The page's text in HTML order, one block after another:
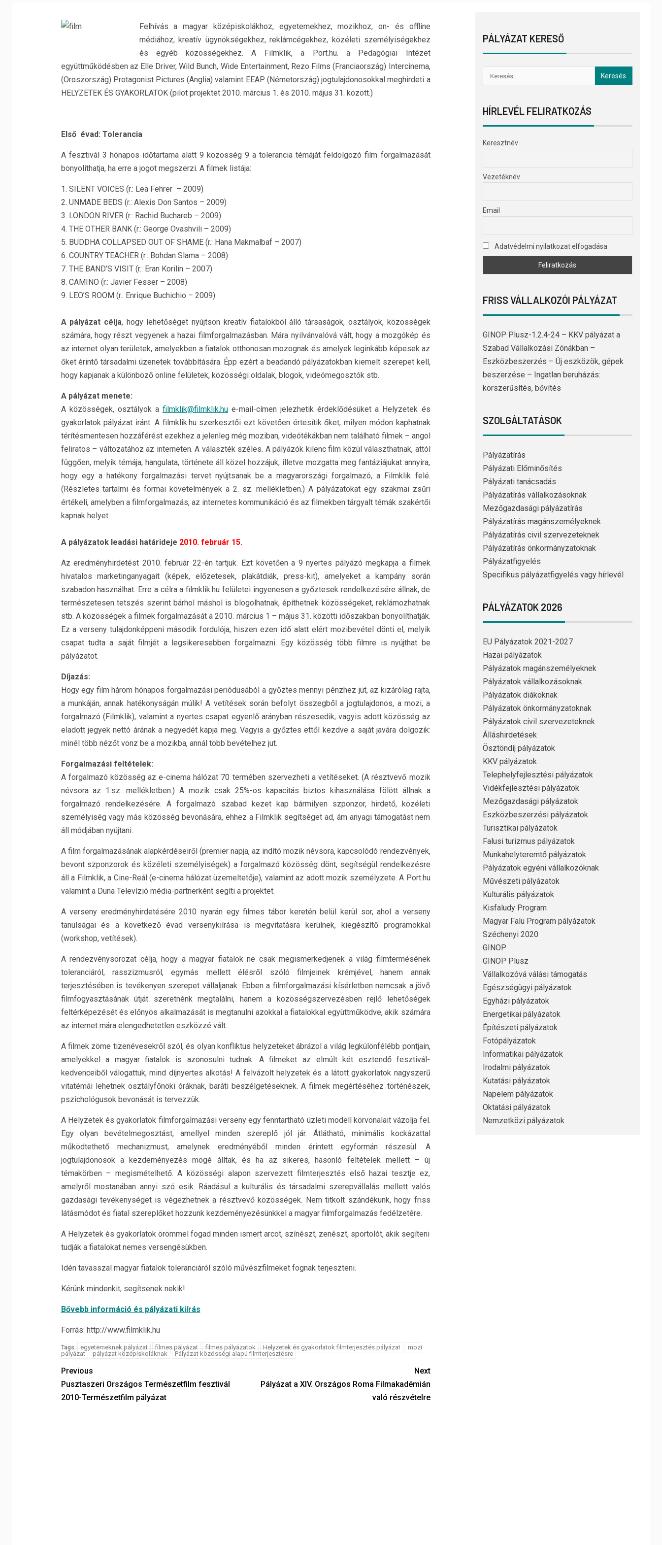
Felhívás a magyar középiskolákhoz, egyetemekhez, mozikhoz, on- és offline
médiához, kreatív ügynökségekhez, reklámcégekhez, közéleti személyiségekhez
és egyéb közösségekhez. A Filmklik, a Port.hu. a Pedagógiai Intézet
együttműködésben az Elle Driver, Wild Bunch, Wide Entertainment, Rezo Films (Franciaország) Intercinema,
(Oroszország) Protagonist Pictures (Anglia) valamint EEAP (Németország) jogtulajdonosokkal meghirdeti a
HELYZETEK ÉS GYAKORLATOK (pilot projektet 2010. március 1. és 2010. május 31. között.)
Első évad: Tolerancia
A fesztivál 3 hónapos időtartama alatt 9 közösség 9 a tolerancia témáját feldolgozó film forgalmazását
bonyolíthatja, ha erre a jogot megszerzi. A filmek listája:
1. SILENT VOICES (r.: Lea Fehrer – 2009)
2. UNMADE BEDS (r.: Alexis Don Santos – 2009)
3. LONDON RIVER (r.: Rachid Buchareb – 2009)
4. THE OTHER BANK (r.: George Ovashvili – 2009)
5. BUDDHA COLLAPSED OUT OF SHAME (r.: Hana Makmalbaf – 2007)
6. COUNTRY TEACHER (r.: Bohdan Slama – 2008)
7. THE BAND’S VISIT (r.: Eran Korilin – 2007)
8. CAMINO (r.: Javier Fesser – 2008)
9. LEO’S ROOM (r.: Enrique Buchichio – 2009)
A pályázat célja, hogy lehetőséget nyújtson kreatív fiatalokból álló társaságok, osztályok, közösségek
számára, hogy részt vegyenek a hazai filmforgalmazásban. Mára nyilvánvalóvá vált, hogy a mozgókép és
az internet olyan területek, amelyekben a fiatalok otthonosan mozognak és amelyek leginkább képesek az
őket érintő társadalmi üzenetek továbbítására. Épp ezért a beadandó pályázatokban kiemelt szerepet kell,
hogy kapjanak a különböző online felületek, közösségi oldalak, blogok, videómegosztók stb.
A pályázat menete:
A közösségek, osztályok a filmklik@filmklik.hue-mail-címen jelezhetik érdeklődésüket a Helyzetek és
gyakorlatok pályázat iránt. A filmklik.hu szerkesztői ezt követően értesítik őket, milyen módon kaphatnak
térítésmentesen hozzáférést ezekhez a jelenleg még moziban, videótékákban nem található filmek – angol
feliratos – változatához az interneten. A választék széles. A pályázók kilenc film közül választhatnak, attól
függően, melyik témája, hangulata, története áll közel hozzájuk, illetve mozgatta meg fantáziájukat annyira,
hogy egy a hatékony forgalmazási tervet nyújtsanak be a magyarországi forgalmazó, a Filmklik felé.
(Részletes tartalmi és formai követelmények a 2. sz. mellékletben.) A pályázatokat egy szakmai zsűri
értékeli, amelyben a filmforgalmazás, az internetes kommunikáció és az filmekben tárgyalt témák szakértői
kapnak helyet.
A pályázatok leadási határideje 2010. február 15.
Az eredményhirdetést 2010. február 22-én tartjuk. Ezt követően a 9 nyertes pályázó megkapja a filmek
hivatalos marketinganyagait (képek, előzetesek, plakátdiák, press-kit), amelyeket a kampány során
szabadon használhat. Erre a célra a filmklik.hu felületei ingyenesen a győztesek rendelkezésére állnak, de
természetesen tetszés szerint bárhol máshol is blogolhatnak, építhetnek közösségeket, reklámozhatnak
stb. A közösségek a filmek forgalmazását a 2010. március 1 – május 31. közötti időszakban bonyolíthatják.
Ez a verseny tulajdonképpeni második fordulója, hiszen ezen idő alatt elért mozibevétel dönti el, melyik
csapat tudta a saját filmjét a legsikeresebben forgalmazni. Egy közösség több filmre is nyújthat be
pályázatot.
Díjazás:
Hogy egy film három hónapos forgalmazási periódusából a győztes mennyi pénzhez jut, az kizárólag rajta,
a munkáján, annak hatékonyságán múlik! A vetítések során befolyt összegből a jogtulajdonos, a mozi, a
forgalmazó (Filmklik), valamint a nyertes csapat egyenlő arányban részesedik, vagyis adott közösség az
eladott jegyek nettó árának a negyedét kapja meg. Vagyis a győztes ettől kezdve a saját javára dolgozik:
minél több nézőt vonz be a mozikba, annál több bevételhez jut.
Forgalmazási feltételek:
A forgalmazó közösség az e-cinema hálózat 70 termében szervezheti a vetítéseket. (A résztvevő mozik
névsora az 1.sz. mellékletben.) A mozik csak 25%-os kapacitás biztos kihasználása fölött állnak a
forgalmazó rendelkezésére. A forgalmazó szabad kezet kap bármilyen szponzor, hirdető, közéleti
személyiség vagy más közösség bevonására, ehhez a Filmklik segítséget ad, ám anyagi támogatást nem
áll módjában nyújtani.
A film forgalmazásának alapkérdéseiről (premier napja, az indító mozik névsora, kapcsolódó rendezvények,
bevont szponzorok és közéleti személyiségek) a forgalmazó közösség dönt, segítségül rendelkezésre
áll a Filmklik, a Cine-Reál (e-cinema hálózat üzemeltetője), valamint az adott mozik személyzete. A Port.hu
valamint a Duna Televízió média-partnerként segíti a projektet.
A verseny eredményhirdetésére 2010 nyarán egy filmes tábor keretén belül kerül sor, ahol a verseny
tanulságai és a következő évad versenykiírása is megvitatásra kerülnek, kiegészítő programokkal
(workshop, vetítések).
A rendezvénysorozat célja, hogy a magyar fiatalok ne csak megismerkedjenek a világ filmtermésének
toleranciáról, rasszizmusról, egymás mellett élésről szóló filmjeinek krémjével, hanem annak
terjesztésében is tevékenyen szerepet vállaljanak. Ebben a filmforgalmazási kísérletben nemcsak a jövő
filmfogyasztásának útját szeretnénk megtalálni, hanem a közösségszervezésben rejlő lehetőségek
feltérképezését és előnyös alkalmazását is megtanulni azokkal a fiatalokkal együttműködve, akik számára
az internet mára elengedhetetlen eszközzé vált.
A filmek zöme tizenévesekről szól, és olyan konfliktus helyzeteket ábrázol a világ legkülönfélébb pontjain,
amelyekkel a magyar fiatalok is azonosulni tudnak. A filmeket az elmúlt két esztendő fesztivál-
kedvenceiből válogattuk, mind díjnyertes alkotás! A felvázolt helyzetek és a látott gyakorlatok nagyszerű
vitatémái lehetnek osztályfőnöki óráknak, baráti beszélgetéseknek. A filmek megértéséhez történészek,
pszichológusok bevonását is tervezzük.
A Helyzetek és gyakorlatok filmforgalmazási verseny egy fenntartható üzleti modell körvonalait vázolja fel.
Egy olyan bevételmegosztást, amellyel minden szereplő jól jár. Átlátható, minimális kockázattal
működtethető mechanizmust, amelynek eredményéből minden érintett egyformán részesül. A
jogtulajdonosok a kezdeményezés mögé álltak, és ha az sikeres, hasonló feltételek mellett – új
témakörben – megismételhető. A közösségi alapon szervezett filmterjesztés első hazai tesztje ez,
amelyről mostanában annyi szó esik. Ráadásul a kulturális és társadalmi szerepvállalás mellett valós
gazdasági tevékenységet is végezhetnek a résztvevő közösségek. Nem titkolt szándékunk, hogy friss
látásmódot és fiatal szereplőket hozzunk kezdeményezésünkkel a magyar filmforgalmazás fedélzetére.
A Helyzetek és gyakorlatok örömmel fogad minden ismert arcot, színészt, zenészt, sportolót, akik segíteni
tudják a fiatalokat nemes versengésükben.
Idén tavasszal magyar fiatalok toleranciáról szóló művészfilmeket fognak terjeszteni.
Kérünk mindenkit, segítsenek nekik!
Bővebb információ és pályázati kiírás
Forrás: http://www.filmklik.hu
Tags: egyetemeknek pályázat filmes pályázat filmes pályázatok Helyzetek és gyakorlatok filmterjesztés pályázat
mozi
pályázat
pályázat középiskoláknak Pályázat közösségi alapú filmterjesztésre
Previous
Pusztaszeri Országos Természetfilm fesztivál
2010-Természetfilm pályázat
Next
Pályázat a XIV. Országos Roma Filmakadémián
való részvételre
PÁLYÁZAT KERESŐ
HÍRLEVÉL FELIRATKOZÁS
Keresztnév
Vezetéknév
Email
Adatvédelmi nyilatkozat elfogadása
FRISS VÁLLALKOZÓI PÁLYÁZAT
GINOP Plusz-1.2.4-24 – KKV pályázat a
Szabad Vállalkozási Zónákban –
Eszközbeszerzés – Új eszközök, gépek
beszerzése – Ingatlan beruházás:
korszerűsítés, bővítés
SZOLGÁLTATÁSOK
Pályázatírás
Pályázati Előminősítés
Pályázati tanácsadás
Pályázatírás vállalkozásoknak
Mezőgazdasági pályázatírás
Pályázatírás magánszemélyeknek
Pályázatírás civil szervezeteknek
Pályázatírás önkormányzatoknak
Pályázatfigyelés
Specifikus pályázatfigyelés vagy hírlevél
PÁLYÁZATOK 2026
EU Pályázatok 2021-2027
Hazai pályázatok
Pályázatok magánszemélyeknek
Pályázatok vállalkozásoknak
Pályázatok diákoknak
Pályázatok önkormányzatoknak
Pályázatok civil szervezeteknek
Álláshirdetések
Ösztöndíj pályázatok
KKV pályázatok
Telephelyfejlesztési pályázatok
Vidékfejlesztési pályázatok
Mezőgazdasági pályázatok
Eszközbeszerzési pályázatok
Turisztikai pályázatok
Falusi turizmus pályázatok
Munkahelyteremtő pályázatok
Pályázatok egyéni vállalkozóknak
Művészeti pályázatok
Kulturális pályázatok
Kisfaludy Program
Magyar Falu Program pályázatok
Széchenyi 2020
GINOP
GINOP Plusz
Vállalkozóvá válási támogatás
Egészségügyi pályázatok
Egyházi pályázatok
Energetikai pályázatok
Építészeti pályázatok
Fotópályázatok
Informatikai pályázatok
Irodalmi pályázatok
Kutatási pályázatok
Napelem pályázatok
Oktatási pályázatok
Nemzetközi pályázatok